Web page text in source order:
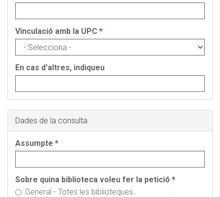
Vinculació amb la UPC *
En cas d'altres, indiqueu
Dades de la consulta
Assumpte *
Sobre quina biblioteca voleu fer la petició *
General - Totes les biblioteques